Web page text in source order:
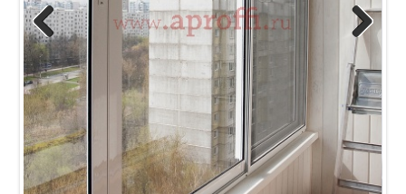
Previous Next